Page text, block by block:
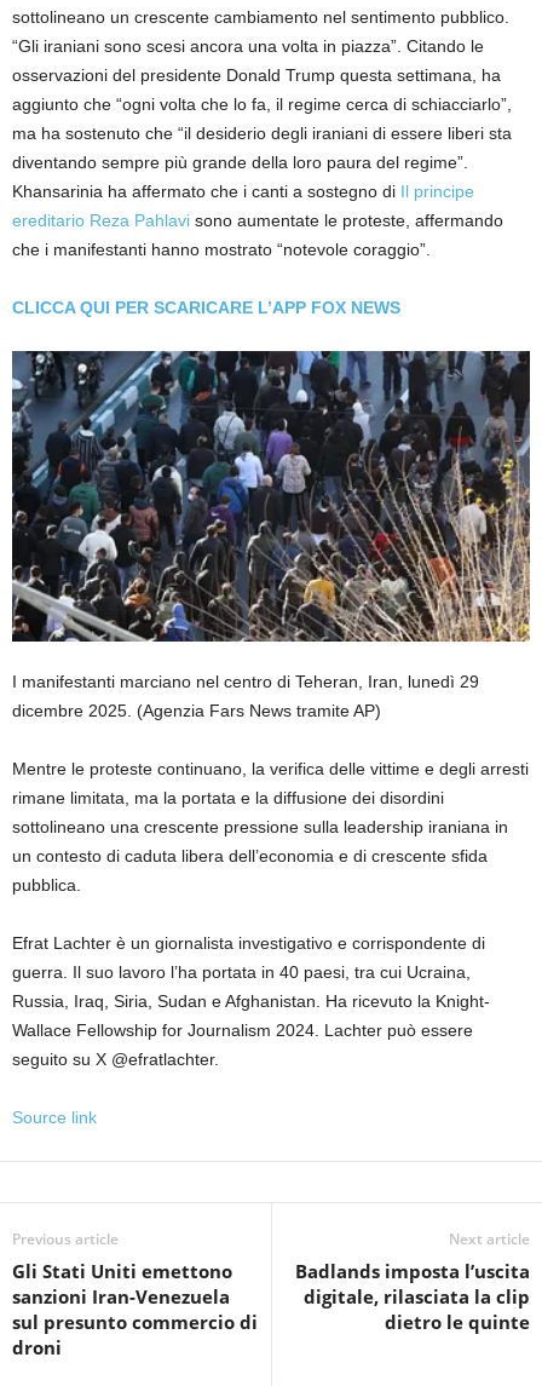
sottolineano un crescente cambiamento nel sentimento pubblico.
“Gli iraniani sono scesi ancora una volta in piazza”. Citando le
osservazioni del presidente Donald Trump questa settimana, ha
aggiunto che “ogni volta che lo fa, il regime cerca di schiacciarlo”,
ma ha sostenuto che “il desiderio degli iraniani di essere liberi sta
diventando sempre più grande della loro paura del regime”.
Khansarinia ha affermato che i canti a sostegno di Il principe
ereditario Reza Pahlavi sono aumentate le proteste, affermando
che i manifestanti hanno mostrato “notevole coraggio”.
CLICCA QUI PER SCARICARE L’APP FOX NEWS
I manifestanti marciano nel centro di Teheran, Iran, lunedì 29
dicembre 2025. (Agenzia Fars News tramite AP)
Mentre le proteste continuano, la verifica delle vittime e degli arresti
rimane limitata, ma la portata e la diffusione dei disordini
sottolineano una crescente pressione sulla leadership iraniana in
un contesto di caduta libera dell’economia e di crescente sfida
pubblica.
Efrat Lachter è un giornalista investigativo e corrispondente di
guerra. Il suo lavoro l’ha portata in 40 paesi, tra cui Ucraina,
Russia, Iraq, Siria, Sudan e Afghanistan. Ha ricevuto la Knight-
Wallace Fellowship for Journalism 2024. Lachter può essere
seguito su X @efratlachter.
Source link
Previous article
Gli Stati Uniti emettono
sanzioni Iran-Venezuela
sul presunto commercio di
droni
Next article
Badlands imposta l’uscita
digitale, rilasciata la clip
dietro le quinte